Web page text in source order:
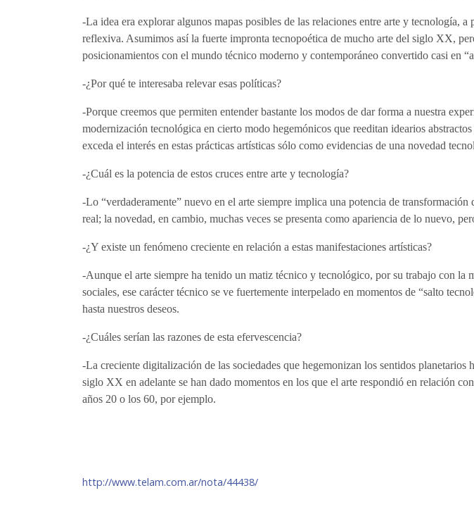
-La idea era explorar algunos mapas posibles de las relaciones entre arte y tecnología,
reflexiva. Asumimos así la fuerte impronta tecnopoética de mucho arte del siglo XX,
posicionamientos con el mundo técnico moderno y contemporáneo convertido casi en
-¿Por qué te interesaba relevar esas políticas?
-Porque creemos que permiten entender bastante los modos de dar forma a nuestra
modernización tecnológica en cierto modo hegemónicos que reeditan idearios
exceda el interés en estas prácticas artísticas sólo como evidencias de una novedad
-¿Cuál es la potencia de estos cruces entre arte y tecnología?
-Lo “verdaderamente” nuevo en el arte siempre implica una potencia de
real; la novedad, en cambio, muchas veces se presenta como apariencia de lo nuevo,
-¿Y existe un fenómeno creciente en relación a estas manifestaciones artísticas?
-Aunque el arte siempre ha tenido un matiz técnico y tecnológico, por su trabajo con la
sociales, ese carácter técnico se ve fuertemente interpelado en momentos de “salto
hasta nuestros deseos.
-¿Cuáles serían las razones de esta efervescencia?
-La creciente digitalización de las sociedades que hegemonizan los sentidos
siglo XX en adelante se han dado momentos en los que el arte respondió en relación
años 20 o los 60, por ejemplo.
http://www.telam.com.ar/nota/44438/